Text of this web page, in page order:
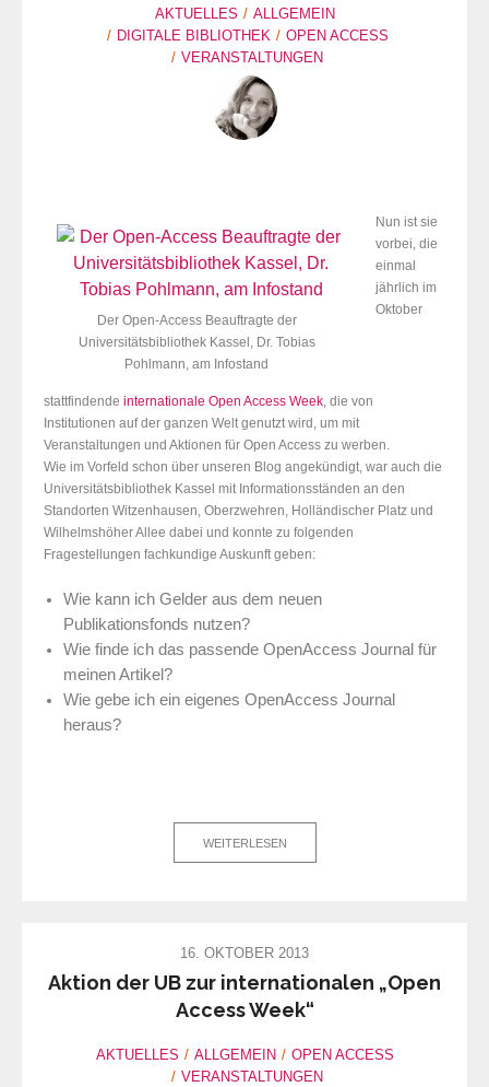
AKTUELLES
ALLGEMEIN
DIGITALE BIBLIOTHEK
OPEN ACCESS
VERANSTALTUNGEN
Der Open-Access Beauftragte der
Universitätsbibliothek Kassel, Dr. Tobias
Pohlmann, am Infostand
Nun ist sie
vorbei, die
einmal
jährlich im
Oktober
stattfindende internationale Open Access Week, die von
Institutionen auf der ganzen Welt genutzt wird, um mit
Veranstaltungen und Aktionen für Open Access zu werben.
Wie im Vorfeld schon über unseren Blog angekündigt, war auch die
Universitätsbibliothek Kassel mit Informationsständen an den
Standorten Witzenhausen, Oberzwehren, Holländischer Platz und
Wilhelmshöher Allee dabei und konnte zu folgenden
Fragestellungen fachkundige Auskunft geben:
Wie kann ich Gelder aus dem neuen
Publikationsfonds nutzen?
Wie finde ich das passende OpenAccess Journal für
meinen Artikel?
Wie gebe ich ein eigenes OpenAccess Journal
heraus?
WEITERLESEN
16. OKTOBER 2013
Aktion der UB zur internationalen „Open
Access Week“
AKTUELLES ALLGEMEIN
OPEN ACCESS
VERANSTALTUNGEN